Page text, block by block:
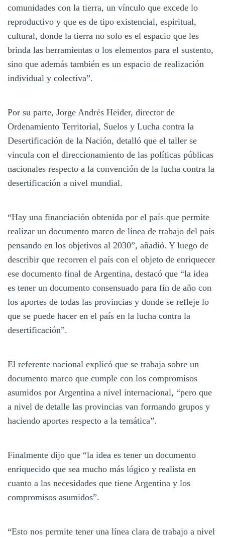
comunidades con la tierra, un vínculo que excede lo
reproductivo y que es de tipo existencial, espiritual,
cultural, donde la tierra no solo es el espacio que les
brinda las herramientas o los elementos para el sustento,
sino que además también es un espacio de realización
individual y colectiva”.
Por su parte, Jorge Andrés Heider, director de
Ordenamiento Territorial, Suelos y Lucha contra la
Desertificación de la Nación, detalló que el taller se
vincula con el direccionamiento de las políticas públicas
nacionales respecto a la convención de la lucha contra la
desertificación a nivel mundial.
“Hay una financiación obtenida por el país que permite
realizar un documento marco de línea de trabajo del país
pensando en los objetivos al 2030”, añadió. Y luego de
describir que recorren el país con el objeto de enriquecer
ese documento final de Argentina, destacó que “la idea
es tener un documento consensuado para fin de año con
los aportes de todas las provincias y donde se refleje lo
que se puede hacer en el país en la lucha contra la
desertificación”.
El referente nacional explicó que se trabaja sobre un
documento marco que cumple con los compromisos
asumidos por Argentina a nivel internacional, “pero que
a nivel de detalle las provincias van formando grupos y
haciendo aportes respecto a la temática”.
Finalmente dijo que “la idea es tener un documento
enriquecido que sea mucho más lógico y realista en
cuanto a las necesidades que tiene Argentina y los
compromisos asumidos”.
“Esto nos permite tener una línea clara de trabajo a nivel